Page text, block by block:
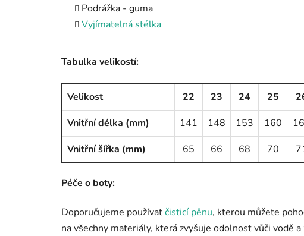
Podrážka - guma
Vyjímatelná stélka
Tabulka velikostí:
Velikost 22 23 24 25
Vnitřní délka (mm)
141 148 153 160
Vnitřní šířka (mm)
65 66 68 70
Péče o boty:
Doporučujeme používatčisticí pěnu, kterou můžete
na všechny materiály, která zvyšuje odolnost vůči vodě